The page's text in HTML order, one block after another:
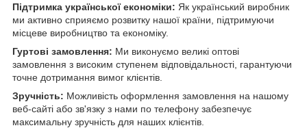
Підтримка української економіки: Як український виробник
ми активно сприяємо розвитку нашої країни, підтримуючи
місцеве виробництво та економіку.
Гуртові замовлення: Ми виконуємо великі оптові
замовлення з високим ступенем відповідальності, гарантуючи
точне дотримання вимог клієнтів.
Зручність: Можливість оформлення замовлення на нашому
веб-сайті або зв'язку з нами по телефону забезпечує
максимальну зручність для наших клієнтів.